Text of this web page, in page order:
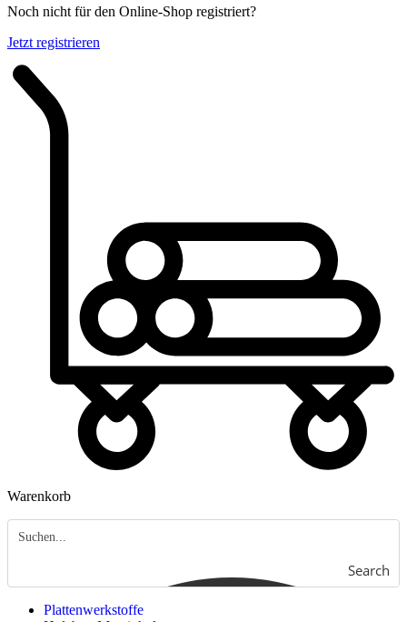
Noch nicht für den Online-Shop registriert?
Jetzt registrieren
Warenkorb
Search
Plattenwerkstoffe